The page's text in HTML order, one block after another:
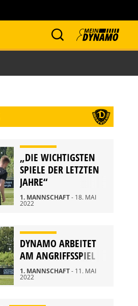
„DIE WICHTIGSTEN
SPIELE DER LETZTEN
JAHRE“
1. MANNSCHAFT- 18. MAI
2022
DYNAMO ARBEITET
AM ANGRIFFSSPIEL
1. MANNSCHAFT- 11. MAI
2022